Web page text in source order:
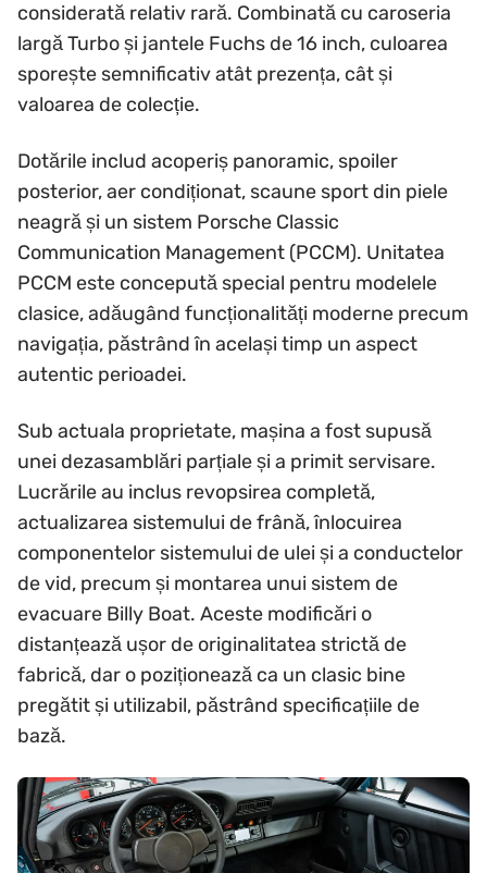
considerată relativ rară. Combinată cu caroseria
largă Turbo și jantele Fuchs de 16 inch, culoarea
sporește semnificativ atât prezența, cât și
valoarea de colecție.
Dotările includ acoperiș panoramic, spoiler
posterior, aer condiționat, scaune sport din piele
neagră și un sistem Porsche Classic
Communication Management (PCCM). Unitatea
PCCM este concepută special pentru modelele
clasice, adăugând funcționalități moderne precum
navigația, păstrând în același timp un aspect
autentic perioadei.
Sub actuala proprietate, mașina a fost supusă
unei dezasamblări parțiale și a primit servisare.
Lucrările au inclus revopsirea completă,
actualizarea sistemului de frână, înlocuirea
componentelor sistemului de ulei și a conductelor
de vid, precum și montarea unui sistem de
evacuare Billy Boat. Aceste modificări o
distanțează ușor de originalitatea strictă de
fabrică, dar o poziționează ca un clasic bine
pregătit și utilizabil, păstrând specificațiile de
bază.